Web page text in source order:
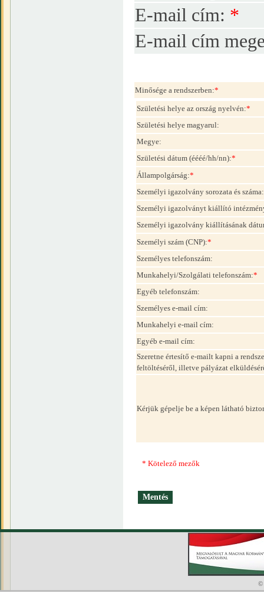
E-mail cím: *
E-mail cím
Minősége a rendszerben:*
Születési helye az ország nyelvén:*
Születési helye magyarul:
Megye:
Születési dátum (éééé/hh/nn):*
Állampolgárság:*
Személyi igazolvány sorozata és száma:
Személyi igazolványt kiállító
Személyi igazolvány kiállításának
Személyi szám (CNP):*
Személyes telefonszám:
Munkahelyi/Szolgálati telefonszám:*
Egyéb telefonszám:
Személyes e-mail cím:
Munkahelyi e-mail cím:
Egyéb e-mail cím:
Szeretne értesítő e-mailt kapni a
feltöltéséről, illetve pályázat
Kérjük gépelje be a képen látható
* Kötelező mezők
©